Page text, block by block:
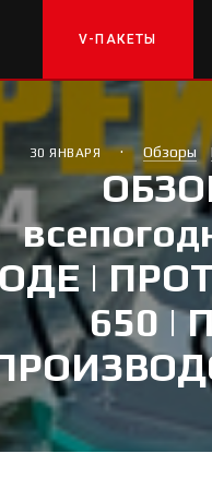
V-ПАКЕТЫ
30 ЯНВАРЯ · Обзоры
|
650 |